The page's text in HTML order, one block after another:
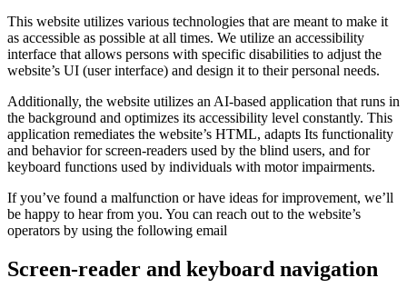
This website utilizes various technologies that are meant to make it
as accessible as possible at all times. We utilize an accessibility
interface that allows persons with specific disabilities to adjust the
website’s UI (user interface) and design it to their personal needs.
Additionally, the website utilizes an AI-based application that runs in
the background and optimizes its accessibility level constantly. This
application remediates the website’s HTML, adapts Its functionality
and behavior for screen-readers used by the blind users, and for
keyboard functions used by individuals with motor impairments.
If you’ve found a malfunction or have ideas for improvement, we’ll
be happy to hear from you. You can reach out to the website’s
operators by using the following email
Screen-reader and keyboard navigation